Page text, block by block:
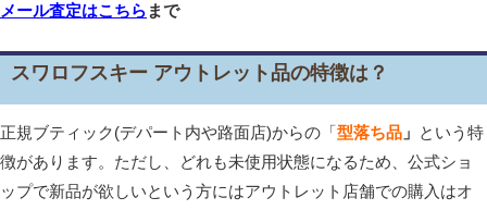
メール査定はこちら まで
スワロフスキー アウトレット品の特徴は？
正規ブティック(デパート内や路面店)からの「型落ち品 」 という特
徴があります。ただし、どれも未使用状態になるため、公式ショ
ップで新品が欲しいという方にはアウトレット店舗での購入はオ